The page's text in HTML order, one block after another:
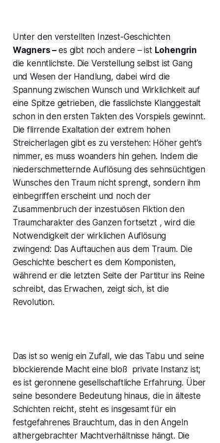
Unter den verstellten Inzest-Geschichten
Wagners –es gibt noch andere – ist Lohengrin
die kenntlichste. Die Verstellung selbst ist Gang
und Wesen der Handlung, dabei wird die
Spannung zwischen Wunsch und Wirklichkeit auf
eine Spitze getrieben, die fasslichste Klanggestalt
schon in den ersten Takten des Vorspiels gewinnt.
Die flirrende Exaltation der extrem hohen
Streicherlagen gibt es zu verstehen: Höher geht’s
nimmer, es muss woanders hin gehen. Indem die
niederschmetternde Auflösung des sehnsüchtigen
Wunsches den Traum nicht sprengt, sondern ihm
einbegriffen erscheint und noch der
Zusammenbruch der inzestuösen Fiktion den
Traumcharakter des Ganzen fortsetzt , wird die
Notwendigkeit der wirklichen Auflösung
zwingend: Das Auftauchen aus dem Traum. Die
Geschichte beschert es dem Komponisten,
während er die letzten Seite der Partitur ins Reine
schreibt, das Erwachen, zeigt sich, ist die
Revolution.
Das ist so wenig ein Zufall, wie das Tabu und seine
blockierende Macht eine bloß private Instanz ist;
es ist geronnene gesellschaftliche Erfahrung. Über
seine besondere Bedeutung hinaus, die in älteste
Schichten reicht, steht es insgesamt für ein
festgefahrenes Brauchtum, das in den Angeln
althergebrachter Machtverhältnisse hängt. Die